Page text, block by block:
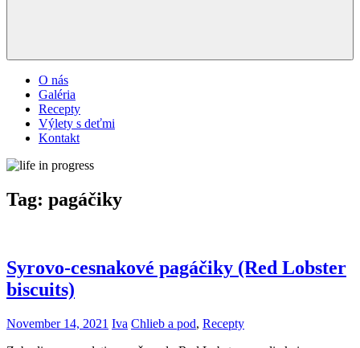
O nás
Galéria
Recepty
Výlety s deťmi
Kontakt
Tag: pagáčiky
Syrovo-cesnakové pagáčiky (Red Lobster
biscuits)
November 14, 2021 Iva Chlieb a pod, Recepty